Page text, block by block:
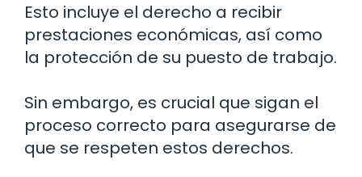
Esto incluye el derecho a recibir
prestaciones económicas, así como
la protección de su puesto de trabajo.
Sin embargo, es crucial que sigan el
proceso correcto para asegurarse de
que se respeten estos derechos.